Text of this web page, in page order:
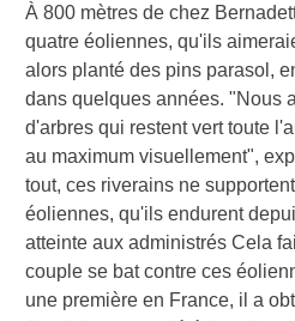
À 800 mètres de chez
quatre éoliennes, qu'ils
alors planté des pins parasol,
dans quelques années. "Nous
d'arbres qui restent vert toute
au maximum visuellement",
tout, ces riverains ne
éoliennes, qu'ils endurent
atteinte aux administrés Cela
couple se bat contre ces
une première en France, il a